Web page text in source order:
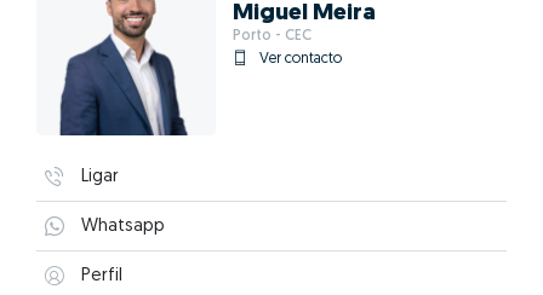
Miguel Meira
Porto - CEC
Ver contacto
Ligar
Whatsapp
Perfil